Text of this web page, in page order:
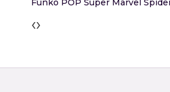
‹›